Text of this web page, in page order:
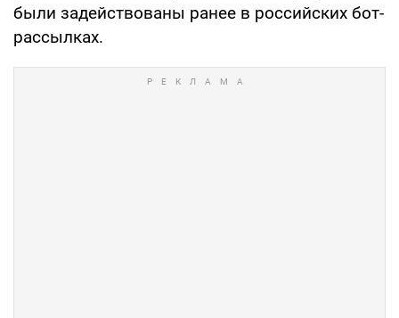
были задействованы ранее в российских бот-
рассылках.